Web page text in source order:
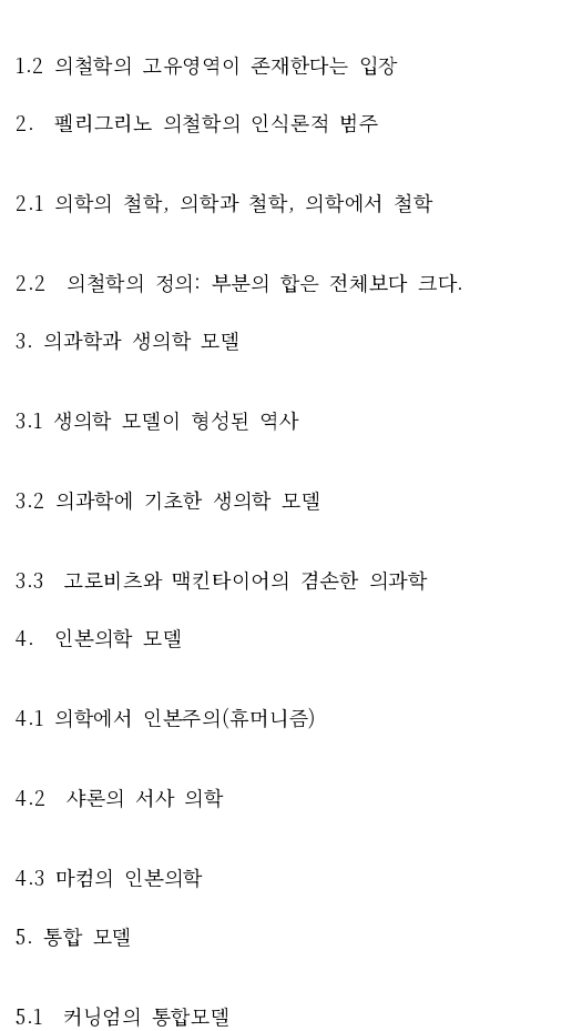
1.2 의철학의 고유영역이 존재한다는 입장
2.  펠리그리노 의철학의 인식론적 범주
2.1 의학의 철학, 의학과 철학, 의학에서 철학
2.2  의철학의 정의: 부분의 합은 전체보다 크다.
3. 의과학과 생의학 모델
3.1 생의학 모델이 형성된 역사
3.2 의과학에 기초한 생의학 모델
3.3  고로비츠와 맥킨타이어의 겸손한 의과학
4.  인본의학 모델
4.1 의학에서 인본주의(휴머니즘)
4.2  샤론의 서사 의학
4.3 마컴의 인본의학
5. 통합 모델
5.1  커닝엄의 통합모델